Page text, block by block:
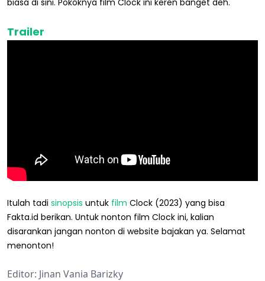
Trailer
Itulah tadi sinopsis untuk film Clock (2023) yang bisa
Fakta.id berikan. Untuk nonton film Clock ini, kalian
disarankan jangan nonton di website bajakan ya. Selamat
menonton!
Editor: Jinan Vania Barizky